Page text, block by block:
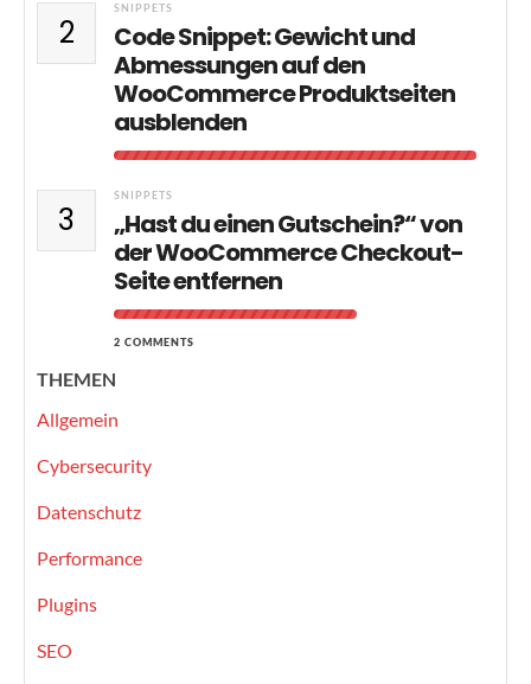
2
SNIPPETS
Code Snippet: Gewicht und
Abmessungen auf den
WooCommerce Produktseiten
ausblenden
3
SNIPPETS
„Hast du einen Gutschein?“ von
der WooCommerce Checkout-
Seite entfernen
2 COMMENTS
THEMEN
Allgemein
Cybersecurity
Datenschutz
Performance
Plugins
SEO